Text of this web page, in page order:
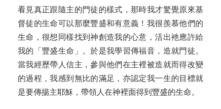
看見真正跟隨主的門徒的樣式，那時我才驚覺原來基
督徒的生命可以那麼豐盛和有意義！我很羨慕他們的
生命，很想同樣找到神創造我的心意，活出衪應許給
我的「豐盛生命」。於是我學習傳福音，造就門徒。
當我經歷帶人信主，參與他們在主裡被造就而得改變
的過程，我感到無比的滿足，亦認定我一生的目標就
是要傳揚主耶穌，帶領人在神裡面得到豐盛的生命。